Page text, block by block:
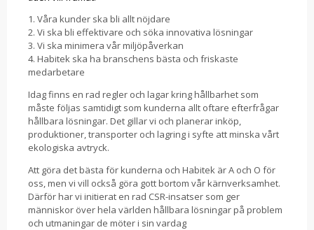
1. Våra kunder ska bli allt nöjdare
2. Vi ska bli effektivare och söka innovativa lösningar
3. Vi ska minimera vår miljöpåverkan
4. Habitek ska ha branschens bästa och friskaste
medarbetare
Idag finns en rad regler och lagar kring hållbarhet som
måste följas samtidigt som kunderna allt oftare efterfrågar
hållbara lösningar. Det gillar vi och planerar inköp,
produktioner, transporter och lagring i syfte att minska vårt
ekologiska avtryck.
Att göra det bästa för kunderna och Habitek är A och O för
oss, men vi vill också göra gott bortom vår kärnverksamhet.
Därför har vi initierat en rad CSR-insatser som ger
människor över hela världen hållbara lösningar på problem
och utmaningar de möter i sin vardag